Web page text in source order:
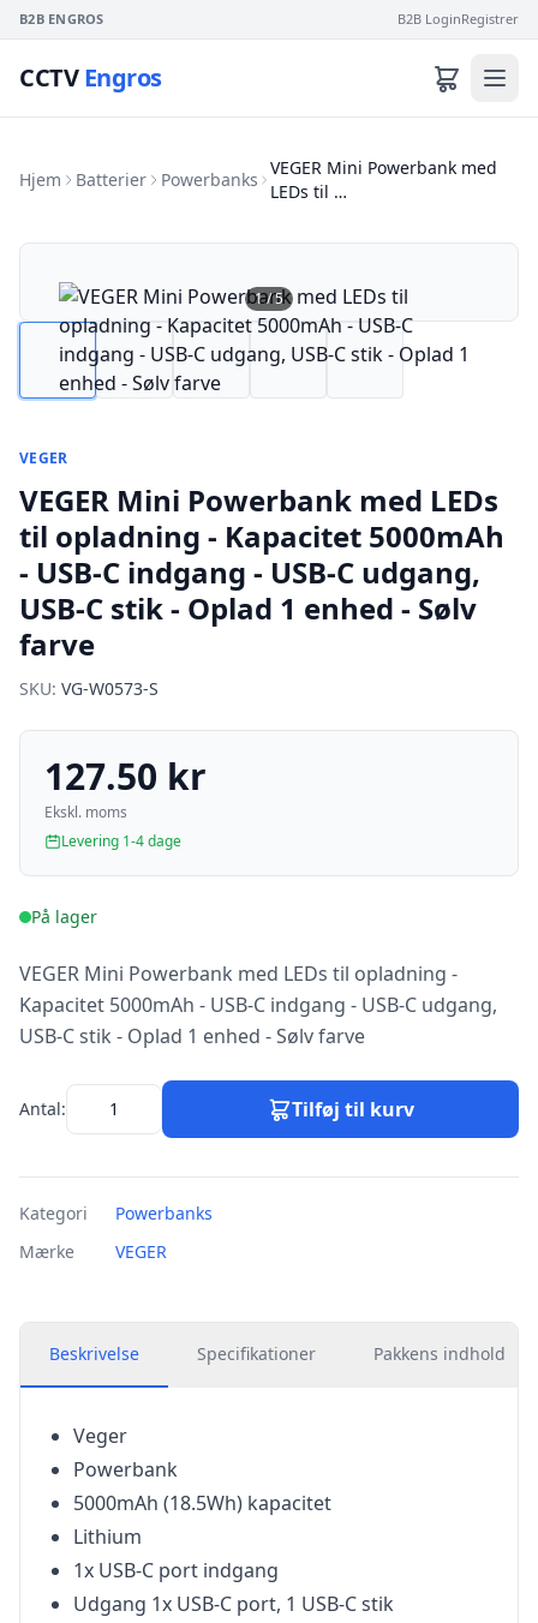
B2B ENGROS B2B LoginRegistrer
CCTVEngros
Hjem Batterier Powerbanks
VEGER Mini Powerbank med
LEDs til …
1/5
VEGER
VEGER Mini Powerbank med LEDs
til opladning - Kapacitet 5000mAh
- USB-C indgang - USB-C udgang,
USB-C stik - Oplad 1 enhed - Sølv
farve
SKU: VG-W0573-S
127.50 kr
Ekskl. moms
Levering 1-4 dage
På lager
VEGER Mini Powerbank med LEDs til opladning -
Kapacitet 5000mAh - USB-C indgang - USB-C udgang,
USB-C stik - Oplad 1 enhed - Sølv farve
Antal: Tilføj til kurv
Kategori
Powerbanks
Mærke
VEGER
Beskrivelse Specifikationer Pakkens indhold
Veger
Powerbank
5000mAh (18.5Wh) kapacitet
Lithium
1x USB-C port indgang
Udgang 1x USB-C port, 1 USB-C stik